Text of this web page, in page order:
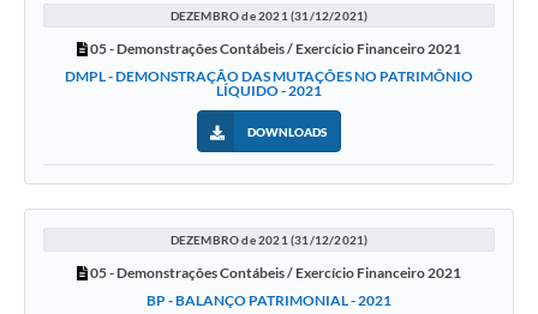
DEZEMBRO de 2021 (31/12/2021)
05 - Demonstrações Contábeis / Exercício Financeiro 2021
DMPL - DEMONSTRAÇÃO DAS MUTAÇÕES NO PATRIMÔNIO
LÍQUIDO - 2021
DOWNLOADS
DEZEMBRO de 2021 (31/12/2021)
05 - Demonstrações Contábeis / Exercício Financeiro 2021
BP - BALANÇO PATRIMONIAL - 2021